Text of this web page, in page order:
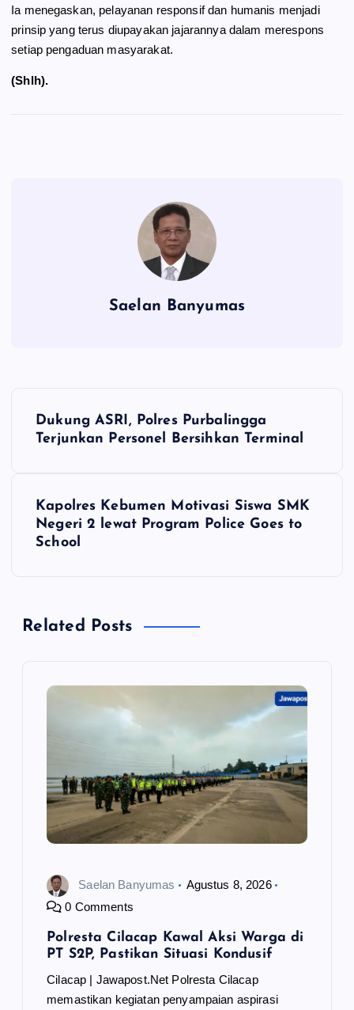
Ia menegaskan, pelayanan responsif dan humanis menjadi
prinsip yang terus diupayakan jajarannya dalam merespons
setiap pengaduan masyarakat.
(Shlh).
Saelan Banyumas
N
s
Dukung ASRI, Polres Purbalingga
Terjunkan Personel Bersihkan Terminal
Kapolres Kebumen Motivasi Siswa SMK
Negeri 2 lewat Program Police Goes to
School
Related Posts
Saelan Banyumas
Agustus 8, 2026
0 Comments
Polresta Cilacap Kawal Aksi Warga di
PT S2P, Pastikan Situasi Kondusif
Cilacap | Jawapost.Net Polresta Cilacap
memastikan kegiatan penyampaian aspirasi